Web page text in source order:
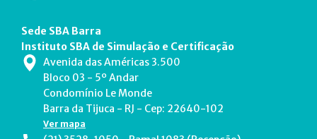
Sede SBA Barra
Instituto SBA de Simulação e Certificação
Avenida das Américas 3.500
Bloco 03 - 5º Andar
Condomínio Le Monde
Barra da Tijuca - RJ - Cep: 22640-102
Ver mapa